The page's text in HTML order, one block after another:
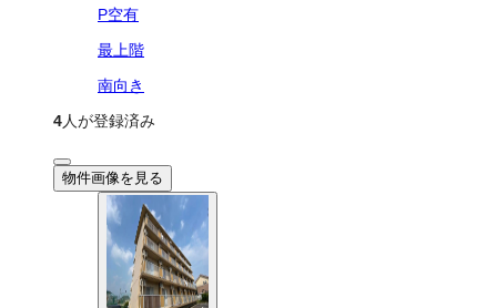
P空有
最上階
南向き
4人が登録済み
物件画像を見る